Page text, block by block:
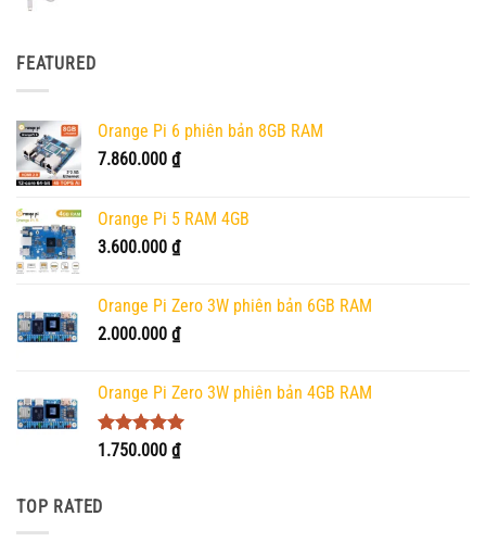
FEATURED
Orange Pi 6 phiên bản 8GB RAM
7.860.000 ₫
Orange Pi 5 RAM 4GB
3.600.000 ₫
Orange Pi Zero 3W phiên bản 6GB RAM
2.000.000 ₫
Orange Pi Zero 3W phiên bản 4GB RAM
Được xếp
1.750.000 ₫
TOP RATED